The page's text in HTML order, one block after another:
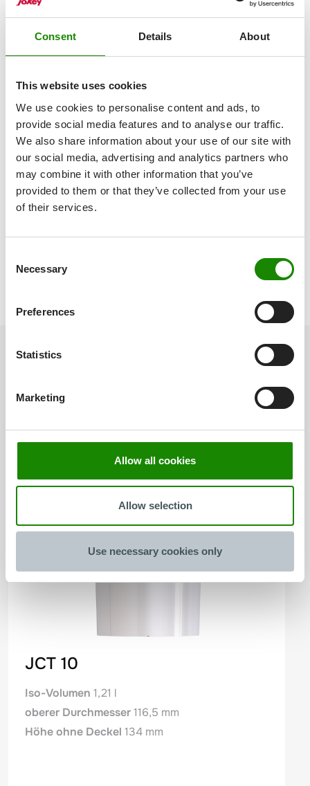
Consent Details About
This website uses cookies
We use cookies to personalise content and ads, to
provide social media features and to analyse our traffic.
We also share information about your use of our site with
our social media, advertising and analytics partners who
may combine it with other information that you’ve
provided to them or that they’ve collected from your use
of their services.
Selection
Necessary
Preferences
Statistics
Marketing
Allow all cookies
Allow selection
Use necessary cookies only
Tiefkühltauglich
Mikrowellentauglichkeit
rüttlertauglich
Feuchttuchspender
Ähnliche
Behälter im Angebot.
JCT 10
Iso-Volumen 1,21 l
oberer Durchmesser116,5 mm
Höhe ohne Deckel 134 mm